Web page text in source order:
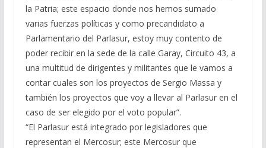
la Patria; este espacio donde nos hemos sumado
varias fuerzas políticas y como precandidato a
Parlamentario del Parlasur, estoy muy contento de
poder recibir en la sede de la calle Garay, Circuito 43, a
una multitud de dirigentes y militantes que le vamos a
contar cuales son los proyectos de Sergio Massa y
también los proyectos que voy a llevar al Parlasur en el
caso de ser elegido por el voto popular”.
“El Parlasur está integrado por legisladores que
representan el Mercosur; este Mercosur que